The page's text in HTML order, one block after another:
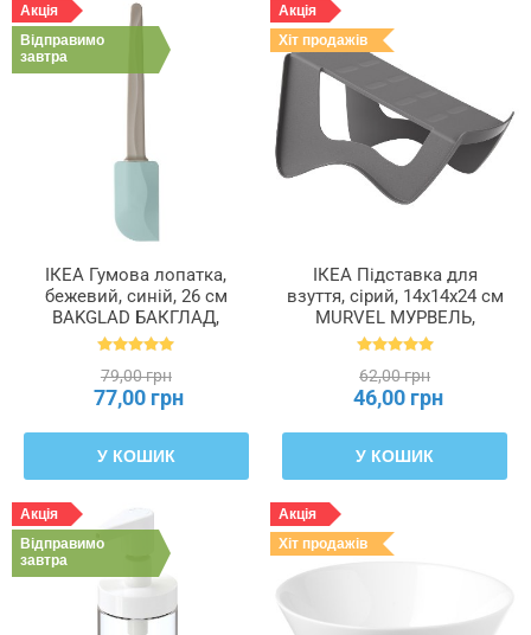
Акція
Відправимо
завтра
ІКЕА Гумова лопатка,
бежевий, синій, 26 см
BAKGLAD БАКГЛАД,
204.855.48
79,00 грн
77,00 грн
У КОШИК
Акція
Хіт продажів
ІКЕА Підставка для
взуття, сірий, 14x14x24 см
MURVEL МУРВЕЛЬ,
204.348.32
62,00 грн
46,00 грн
У КОШИК
Акція
Відправимо
завтра
Акція
Хіт продажів